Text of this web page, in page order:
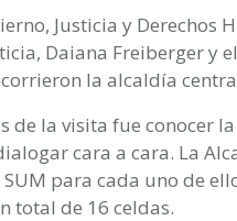
Justicia y Derechos
Daiana Freiberger y
la alcaldía
de la visita fue conocer
cara a cara. La
para cada uno de
total de 16 celdas.